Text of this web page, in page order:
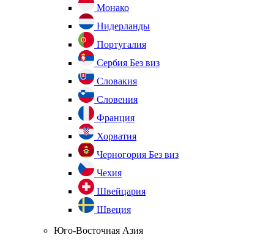
Монако
Нидерланды
Португалия
Сербия Без виз
Словакия
Словения
Франция
Хорватия
Черногория Без виз
Чехия
Швейцария
Швеция
Юго-Восточная Азия